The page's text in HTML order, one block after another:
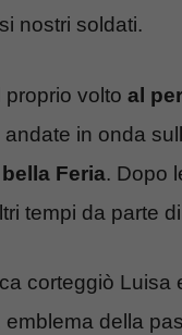
nostri soldati.
proprio volto al
in onda
Feria. Dopo
tempi da parte
corteggiò
della